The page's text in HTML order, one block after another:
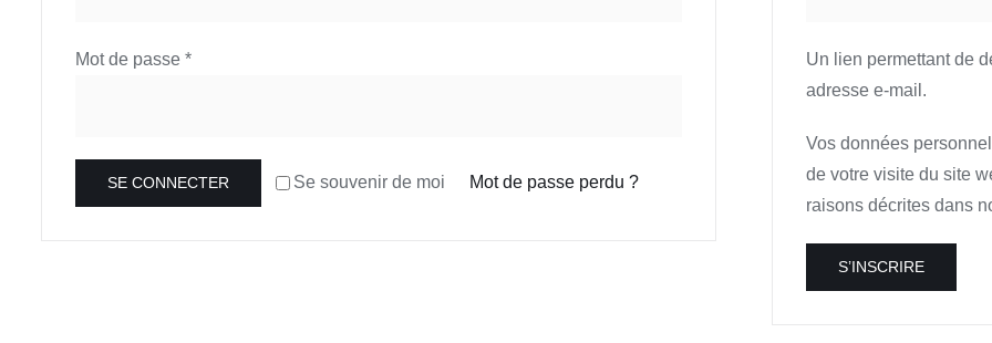
Mot de passe *Obligatoire
Se souvenir de moi
SE CONNECTER Mot de passe perdu ?
Un lien permettant de
adresse e-mail.
Vos données
de votre visite du site
raisons décrites dans
S’INSCRIRE